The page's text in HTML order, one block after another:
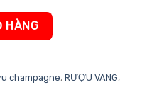
số lượng
HÀNG
champagne, RƯỢU VANG,